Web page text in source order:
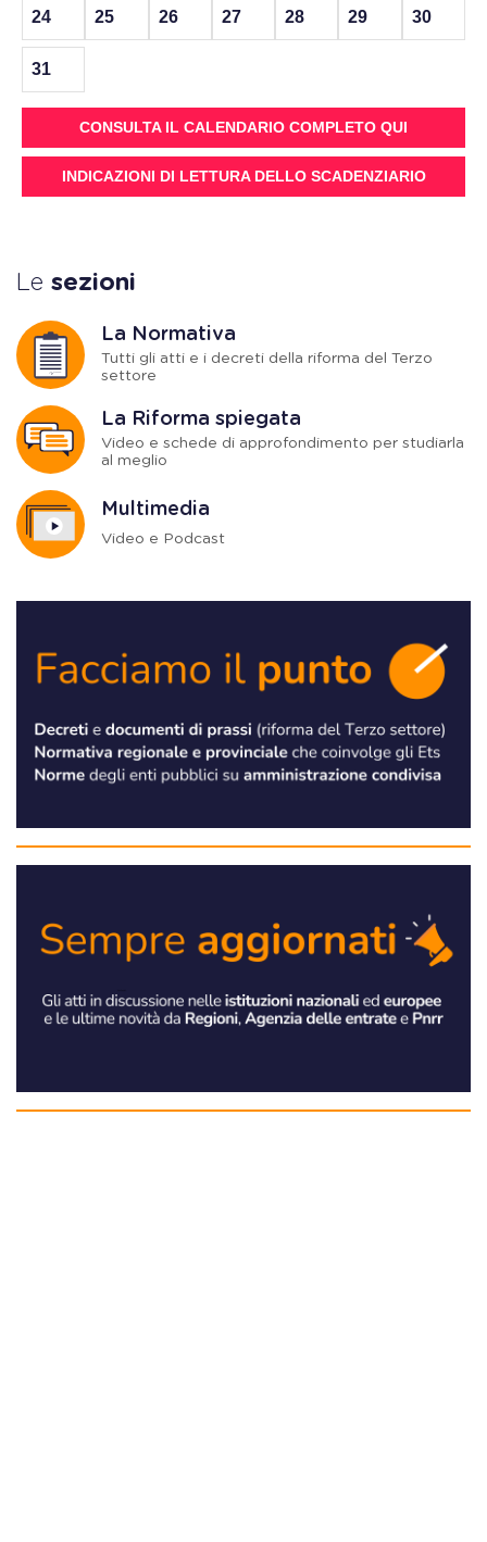
24 25 26 27 28 29 30
31
CONSULTA IL CALENDARIO COMPLETO QUI
INDICAZIONI DI LETTURA DELLO SCADENZIARIO
Le sezioni
La Normativa
Tutti gli atti e i decreti della riforma del Terzo
settore
La Riforma spiegata
Video e schede di approfondimento per studiarla
al meglio
Multimedia
Video e Podcast